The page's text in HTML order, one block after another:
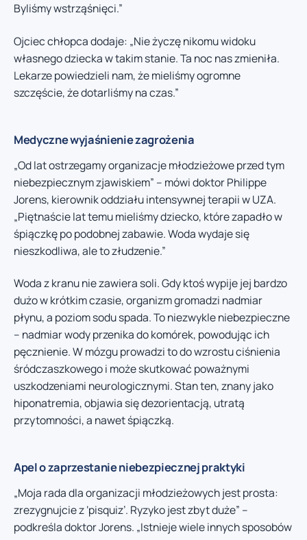
Byliśmy wstrząśnięci.”
Ojciec chłopca dodaje: „Nie życzę nikomu widoku
własnego dziecka w takim stanie. Ta noc nas zmieniła.
Lekarze powiedzieli nam, że mieliśmy ogromne
szczęście, że dotarliśmy na czas.”
Medyczne wyjaśnienie zagrożenia
„Od lat ostrzegamy organizacje młodzieżowe przed tym
niebezpiecznym zjawiskiem” – mówi doktor Philippe
Jorens, kierownik oddziału intensywnej terapii w UZA.
„Piętnaście lat temu mieliśmy dziecko, które zapadło w
śpiączkę po podobnej zabawie. Woda wydaje się
nieszkodliwa, ale to złudzenie.”
Woda z kranu nie zawiera soli. Gdy ktoś wypije jej bardzo
dużo w krótkim czasie, organizm gromadzi nadmiar
płynu, a poziom sodu spada. To niezwykle niebezpieczne
– nadmiar wody przenika do komórek, powodując ich
pęcznienie. W mózgu prowadzi to do wzrostu ciśnienia
śródczaszkowego i może skutkować poważnymi
uszkodzeniami neurologicznymi. Stan ten, znany jako
hiponatremia, objawia się dezorientacją, utratą
przytomności, a nawet śpiączką.
Apel o zaprzestanie niebezpiecznej praktyki
„Moja rada dla organizacji młodzieżowych jest prosta:
zrezygnujcie z ‘pisquiz’. Ryzyko jest zbyt duże” –
podkreśla doktor Jorens. „Istnieje wiele innych sposobów